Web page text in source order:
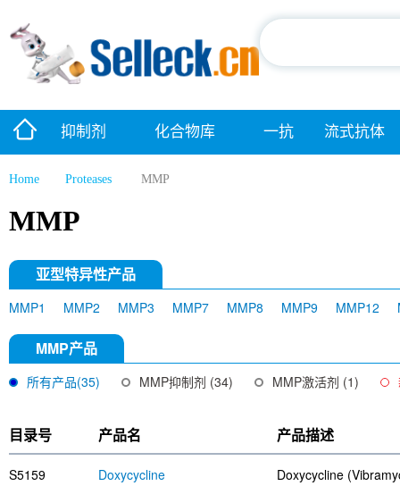
抑制剂 化合物库 一抗 流式抗体
Home Proteases MMP
MMP
亚型特异性产品
MMP1 MMP2 MMP3 MMP7 MMP8 MMP9 MMP12
MMP产品
所有产品(35) MMP抑制剂 (34) MMP激活剂 (1)
目录号 产品名 产品描述
S5159 Doxycycline
Doxycycline